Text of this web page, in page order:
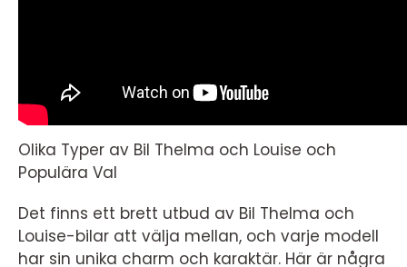
Olika Typer av Bil Thelma och Louise och
Populära Val
Det finns ett brett utbud av Bil Thelma och
Louise-bilar att välja mellan, och varje modell
har sin unika charm och karaktär. Här är några